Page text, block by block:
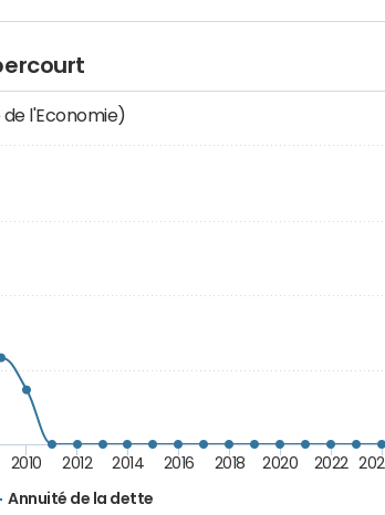
de l'Economie)
Annuité de la dette
2010 2012 2014 2016 2018 2020 2022